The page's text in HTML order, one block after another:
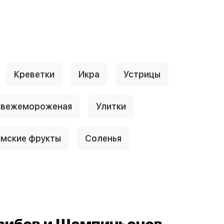
Креветки Икра Устрицы
Улитки
фрукты Соленья